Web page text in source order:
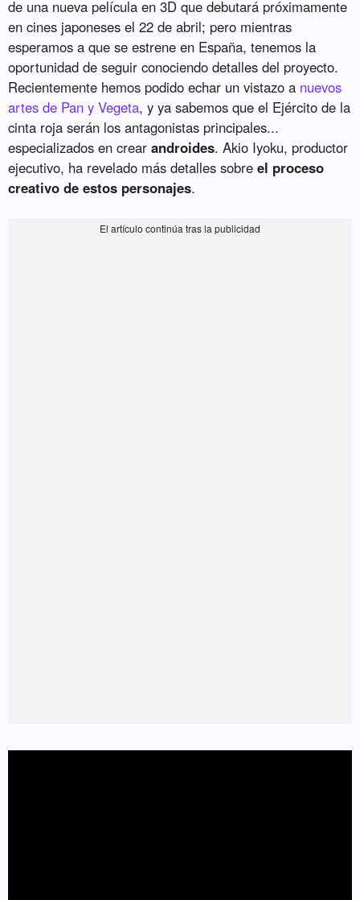
de una nueva película en 3D que debutará próximamente
en cines japoneses el 22 de abril; pero mientras
esperamos a que se estrene en España, tenemos la
oportunidad de seguir conociendo detalles del proyecto.
Recientemente hemos podido echar un vistazo a nuevos
artes de Pan y Vegeta, y ya sabemos que el Ejército de la
cinta roja serán los antagonistas principales...
especializados en crearandroides. Akio Iyoku, productor
ejecutivo, ha revelado más detalles sobreel proceso
creativo de estos personajes.